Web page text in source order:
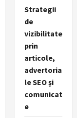
Strategii
de
vizibilitate
prin
articole,
advertoria
le SEO și
comunicat
e